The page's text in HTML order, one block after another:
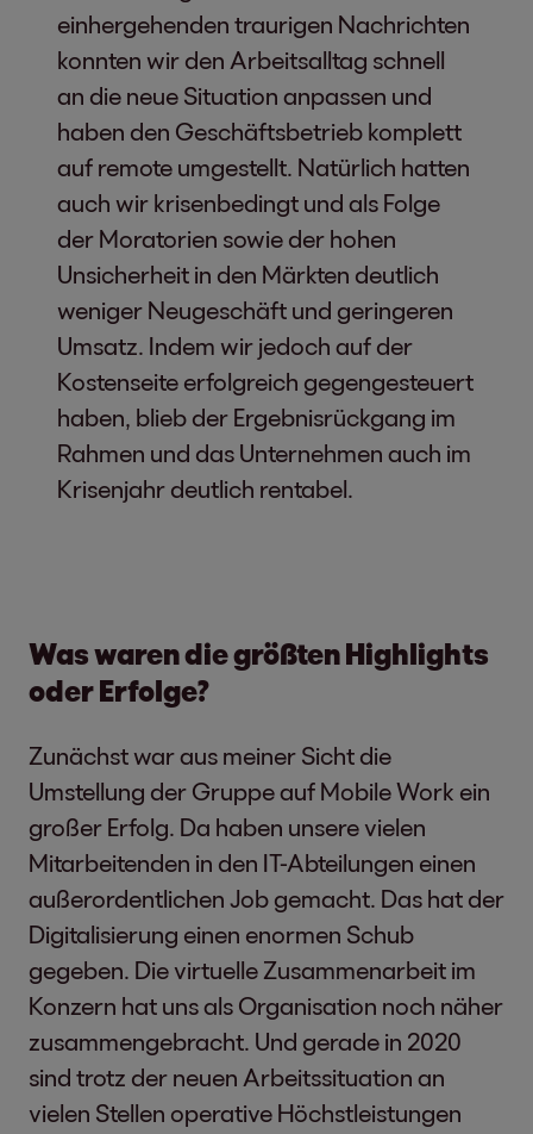
einhergehenden traurigen Nachrichten
konnten wir den Arbeitsalltag schnell
an die neue Situation anpassen und
haben den Geschäftsbetrieb komplett
auf remote umgestellt. Natürlich hatten
auch wir krisenbedingt und als Folge
der Moratorien sowie der hohen
Unsicherheit in den Märkten deutlich
weniger Neugeschäft und geringeren
Umsatz. Indem wir jedoch auf der
Kostenseite erfolgreich gegengesteuert
haben, blieb der Ergebnisrückgang im
Rahmen und das Unternehmen auch im
Krisenjahr deutlich rentabel.
Was waren die größten Highlights
oder Erfolge?
Zunächst war aus meiner Sicht die
Umstellung der Gruppe auf Mobile Work ein
großer Erfolg. Da haben unsere vielen
Mitarbeitenden in den IT-Abteilungen einen
außerordentlichen Job gemacht. Das hat der
Digitalisierung einen enormen Schub
gegeben. Die virtuelle Zusammenarbeit im
Konzern hat uns als Organisation noch näher
zusammengebracht. Und gerade in 2020
sind trotz der neuen Arbeitssituation an
vielen Stellen operative Höchstleistungen